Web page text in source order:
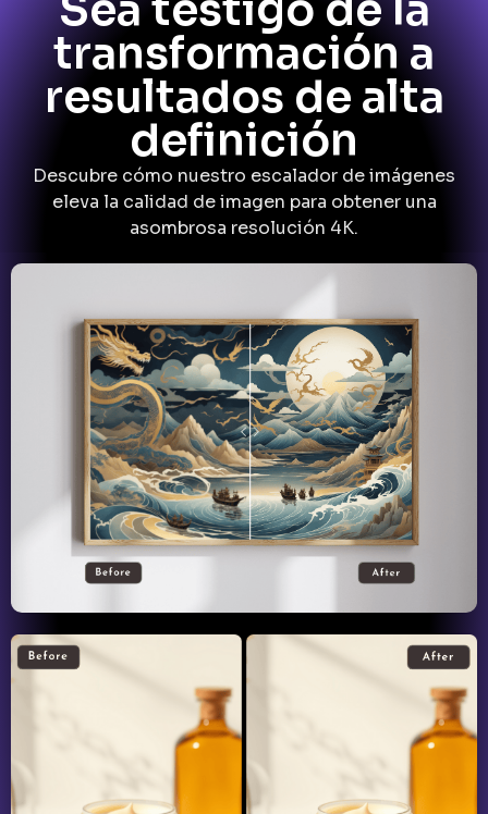
transformación a
resultados de alta
definición
Descubre cómo nuestro escalador de imágenes
eleva la calidad de imagen para obtener una
asombrosa resolución 4K.